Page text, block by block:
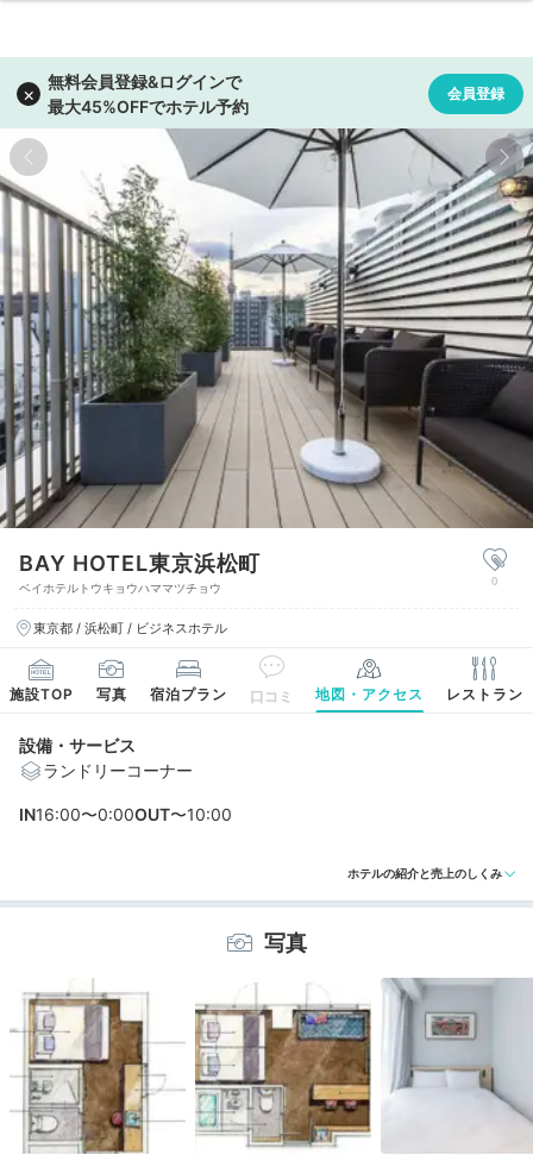
BAY HOTEL東京浜松町
ベイホテルトウキョウハママツチョウ
東京都 / 浜松町 / ビジネスホテル
0
施設TOP 写真 宿泊プラン 口コミ 地図・アクセス レストラン
設備・サービス
ランドリーコーナー
IN16:00〜0:00OUT〜10:00
ホテルの紹介と売上のしくみ
写真